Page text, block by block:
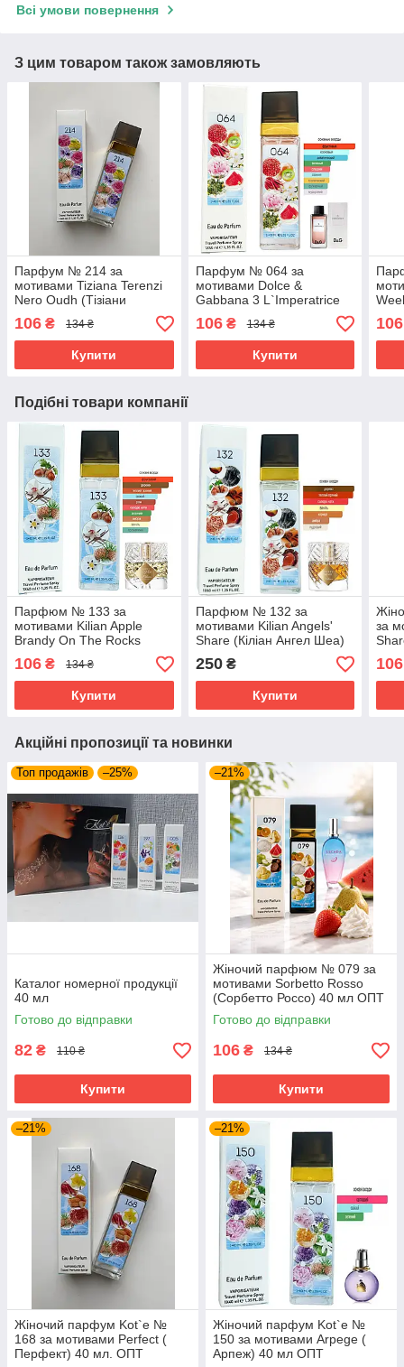
Всі умови повернення
З цим товаром також замовляють
Парфум № 214 за
мотивами Tiziana Terenzi
Nero Oudh (Тізіани
Терензі Нейро Ауд) 40 мл
ОПТ
106 ₴ 134 ₴
Купити
Парфум № 064 за
мотивами Dolce &
Gabbana 3 L`Imperatrice
(Дольче Габбана 3
Імператриця) 40 мл ОПТ
106₴ 134 ₴
Купити
ОПТ
106
Подібні товари компанії
Парфюм № 133 за
мотивами Kilian Apple
Brandy On The Rocks
(Кіліан Епл Бренди Он Зе
Рокс) 40 мл. ОПТ
106 ₴ 134 ₴
Купити
Парфюм № 132 за
мотивами Kilian Angels'
Share (Кіліан Ангел Шеа)
250₴
Купити
за
ОПТ
106
Акційні пропозиції та новинки
Топ продажів –25%
Каталог номерної продукції
40 мл
Готово до відправки
82 ₴ 110 ₴
Купити
–21%
Жіночий парфюм № 079 за
мотивами Sorbetto Rosso
(Сорбетто Россо) 40 мл ОПТ
Готово до відправки
106 ₴ 134 ₴
Купити
–21%
Жіночий парфум Kot`e №
168 за мотивами Perfect (
Перфект) 40 мл. ОПТ
–21%
Жіночий парфум Kot`e №
150 за мотивами Arpege (
Арпеж) 40 мл ОПТ